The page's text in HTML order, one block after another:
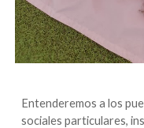
Entenderemos a los
sociales particulares,